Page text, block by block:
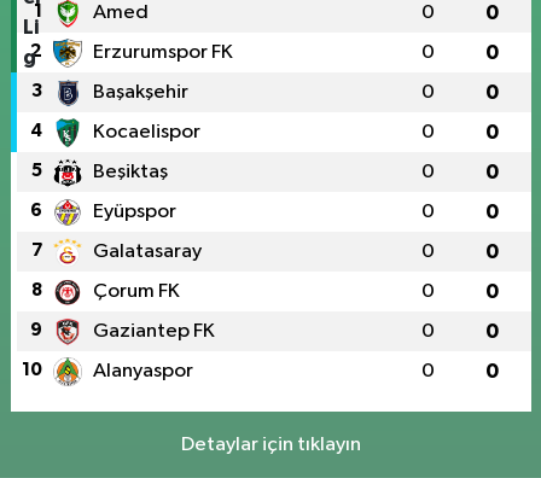
1 Amed 0 0
2 Erzurumspor FK 0 0
3 Başakşehir 0 0
4 Kocaelispor 0 0
5 Beşiktaş 0 0
6 Eyüpspor 0 0
7 Galatasaray 0 0
8 Çorum FK 0 0
9 Gaziantep FK 0 0
10 Alanyaspor 0 0
Detaylar için tıklayın